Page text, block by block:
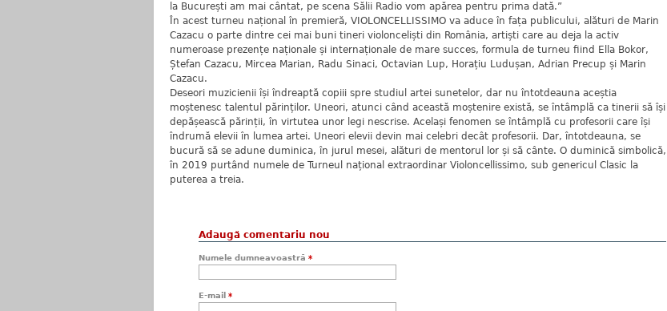
la București am mai cântat, pe scena Sălii Radio vom apărea pentru prima dată.”
În acest turneu național în premieră, VIOLONCELLISSIMO va aduce în fața publicului, alături de Marin
Cazacu o parte dintre cei mai buni tineri violonceliști din România, artiști care au deja la activ
numeroase prezențe naționale și internaționale de mare succes, formula de turneu fiind Ella Bokor,
Ștefan Cazacu, Mircea Marian, Radu Sinaci, Octavian Lup, Horațiu Ludușan, Adrian Precup și Marin
Cazacu.
Deseori muzicienii își îndreaptă copiii spre studiul artei sunetelor, dar nu întotdeauna aceștia
moștenesc talentul părinților. Uneori, atunci când această moștenire există, se întâmplă ca tinerii să își
depășească părinții, în virtutea unor legi nescrise. Același fenomen se întâmplă cu profesorii care își
îndrumă elevii în lumea artei. Uneori elevii devin mai celebri decât profesorii. Dar, întotdeauna, se
bucură să se adune duminica, în jurul mesei, alături de mentorul lor și să cânte. O duminică simbolică,
în 2019 purtând numele de Turneul național extraordinar Violoncellissimo, sub genericul Clasic la
puterea a treia.
Adaugă comentariu nou
Numele dumneavoastră *
E-mail *